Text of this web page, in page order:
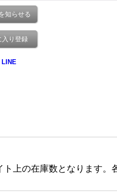
知らせる
入り登録
上の在庫数となります。